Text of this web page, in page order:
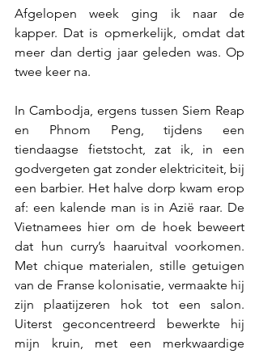
Afgelopen week ging ik naar de
kapper. Dat is opmerkelijk, omdat dat
meer dan dertig jaar geleden was. Op
twee keer na.
In Cambodja, ergens tussen Siem Reap
en Phnom Peng, tijdens een
tiendaagse fietstocht, zat ik, in een
godvergeten gat zonder elektriciteit, bij
een barbier. Het halve dorp kwam erop
af: een kalende man is in Azië raar. De
Vietnamees hier om de hoek beweert
dat hun curry’s haaruitval voorkomen.
Met chique materialen, stille getuigen
van de Franse kolonisatie, vermaakte hij
zijn plaatijzeren hok tot een salon.
Uiterst geconcentreerd bewerkte hij
mijn kruin, met een merkwaardige